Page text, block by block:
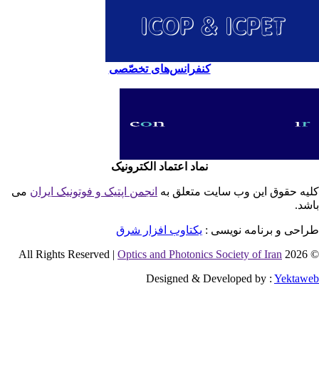
کنفرانس‌های تخصّصی
نماد اعتماد الکترونیک
حقوق این وب سایت متعلق بهانجمن اپتیک و فوتونیک ایران می
و برنامه نویسی : یکتاوب افزار شرق
©
Optics and Photonics Society of Iran
Designed & Developed by :